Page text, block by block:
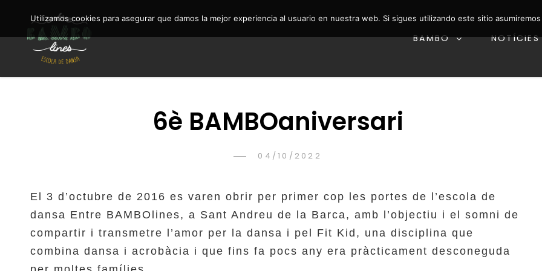
BAMBO NOTÍCIES
6è BAMBOaniversari
POSTED
04/10/2022
El 3 d’octubre de 2016 es varen obrir per primer cop les portes de l’escola de
dansa Entre BAMBOlines, a Sant Andreu de la Barca, amb l’objectiu i el somni de
compartir i transmetre l’amor per la dansa i pel Fit Kid, una disciplina que
combina dansa i acrobàcia i que fins fa pocs any era pràcticament desconeguda
Utilizamos cookies para asegurar que damos la mejor experiencia al usuario en nuestra web. Si sigues utilizando este sitio